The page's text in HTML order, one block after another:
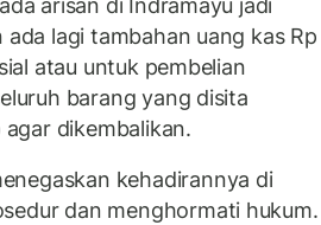
ada lagi tambahan uang kas Rp
atau untuk pembelian
barang yang disita
dikembalikan.
kehadirannya di
dan menghormati hukum.